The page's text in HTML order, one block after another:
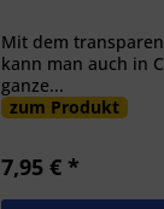
Mit dem
kann man auch in
ganze...
zum Produkt
7,95 € *